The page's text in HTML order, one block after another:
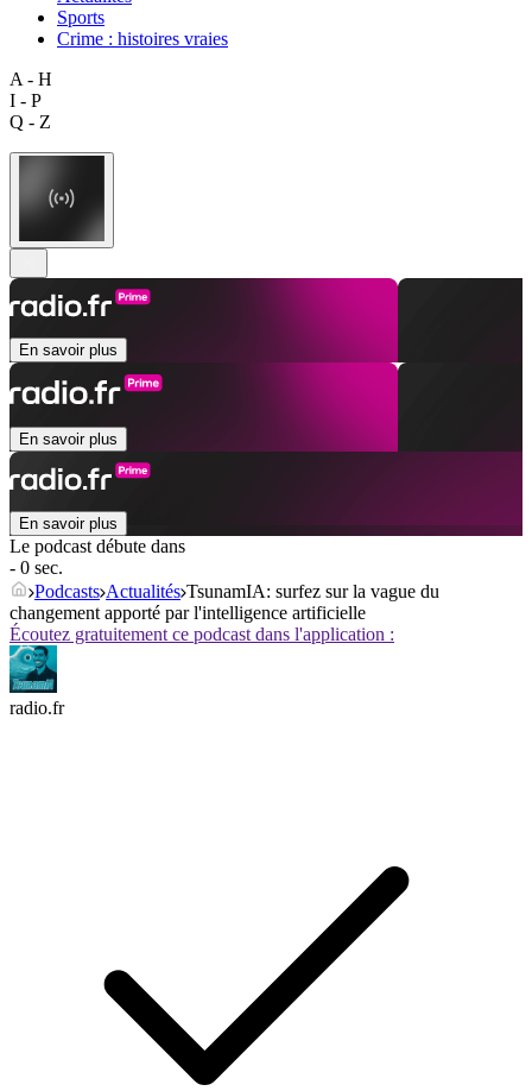
Sports
Crime : histoires vraies
A - H
I - P
Q - Z
En savoir plus
En savoir plus
En savoir plus
Le podcast débute dans
- 0 sec.
Podcasts Actualités TsunamIA: surfez sur la vague du
changement apporté par l'intelligence artificielle
Écoutez gratuitement ce podcast dans l'application :
radio.fr